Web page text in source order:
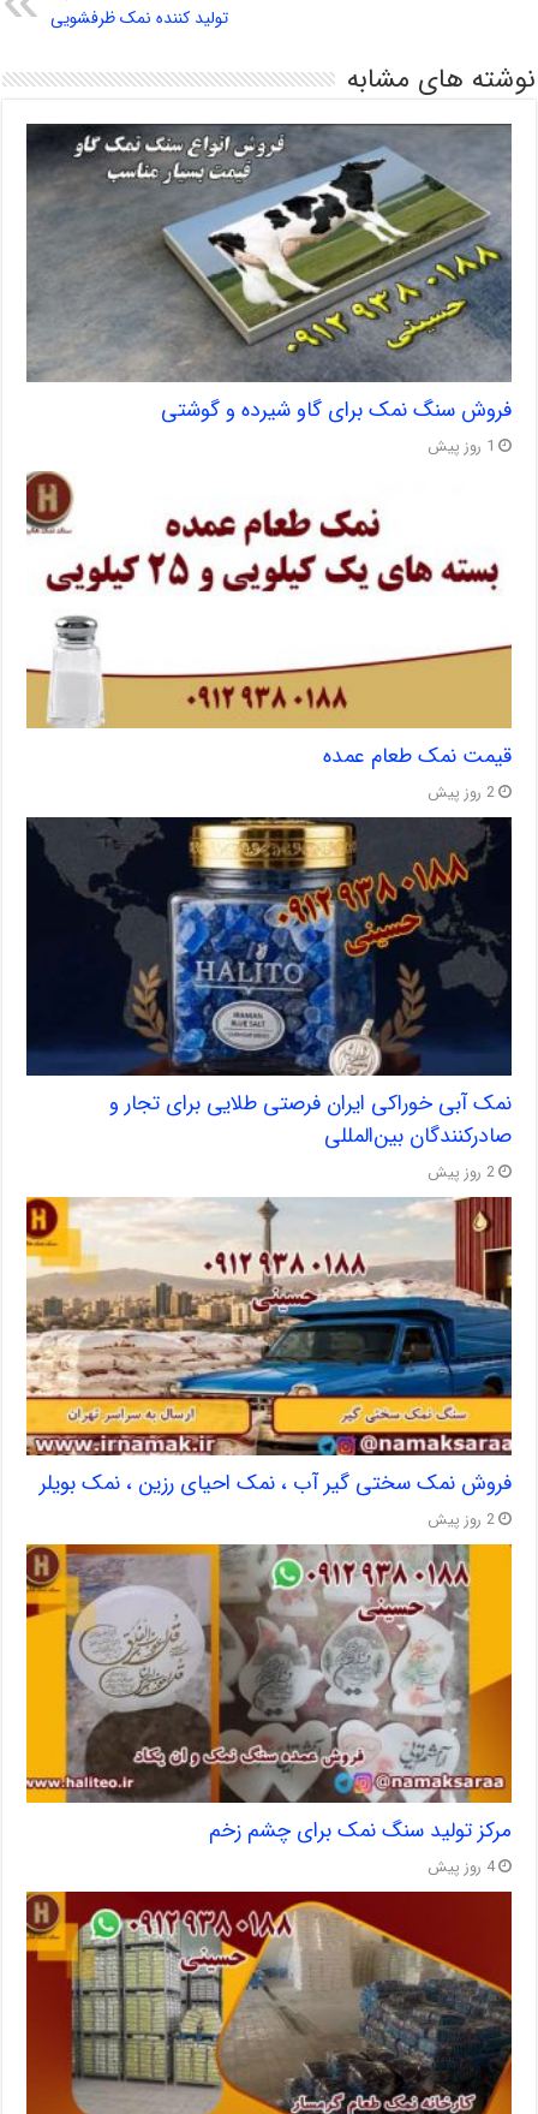
تولید کننده نمک ظرفشویی
نوشته های مشابه
فروش سنگ نمک برای گاو شیرده و گوشتی
1 روز پیش
قیمت نمک طعام عمده
2 روز پیش
نمک آبی خوراکی ایران فرصتی طلایی برای تجار و
صادرکنندگان بین‌المللی
2 روز پیش
فروش نمک سختی گیر آب ، نمک احیای رزین ، نمک بویلر
2 روز پیش
مرکز تولید سنگ نمک برای چشم زخم
4 روز پیش